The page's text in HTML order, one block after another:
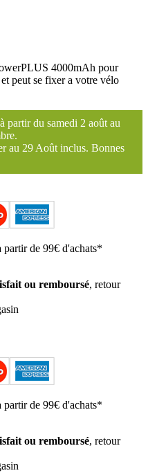
4000mAh pour
peut se fixer a votre vélo
partir du samedi 2 août au
au 29 Août inclus. Bonnes
partir de 99€ d'achats*
ou remboursé, retour
partir de 99€ d'achats*
ou remboursé, retour